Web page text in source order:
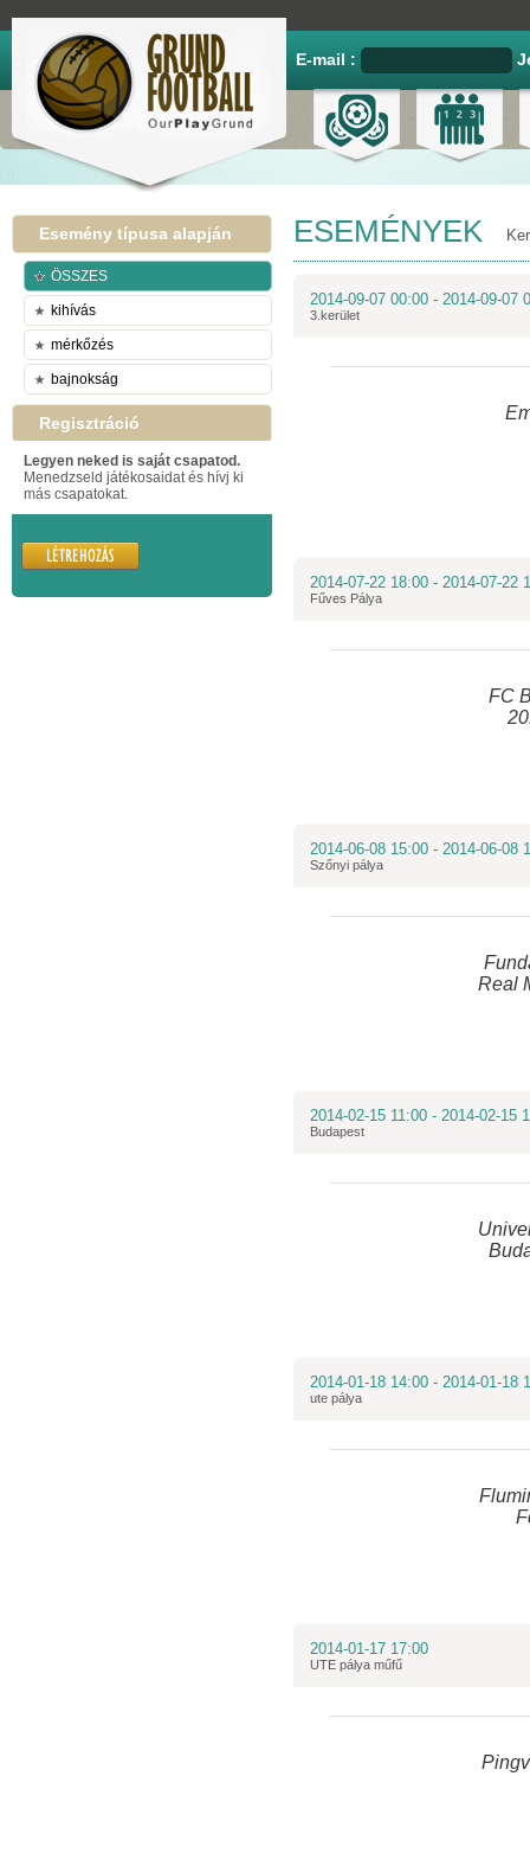
E-mail :
Esemény típusa alapján
ÖSSZES
kihívás
mérkőzés
bajnokság
Regisztráció
Legyen neked is saját csapatod.
Menedzseld játékosaidat és hívj ki
más csapatokat.
ESEMÉNYEK
2014-09-07 00:00 - 2014-09-07
3.kerület
2014-07-22 18:00 - 2014-07-22
Fűves Pálya
FC
2014-06-08 15:00 - 2014-06-08
Szőnyi pálya
Real
2014-02-15 11:00 - 2014-02-15
Budapest
2014-01-18 14:00 - 2014-01-18
ute pálya
2014-01-17 17:00
UTE pálya műfű